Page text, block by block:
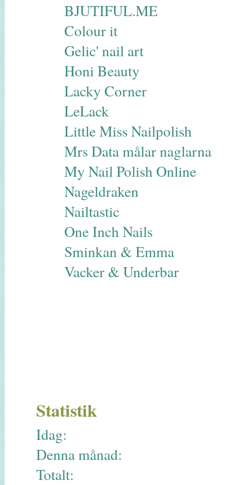
BJUTIFUL.ME
Colour it
Gelic' nail art
Honi Beauty
Lacky Corner
LeLack
Little Miss Nailpolish
Mrs Data målar naglarna
My Nail Polish Online
Nageldraken
Nailtastic
One Inch Nails
Sminkan & Emma
Vacker & Underbar
Statistik
Idag:
Denna månad:
Totalt: